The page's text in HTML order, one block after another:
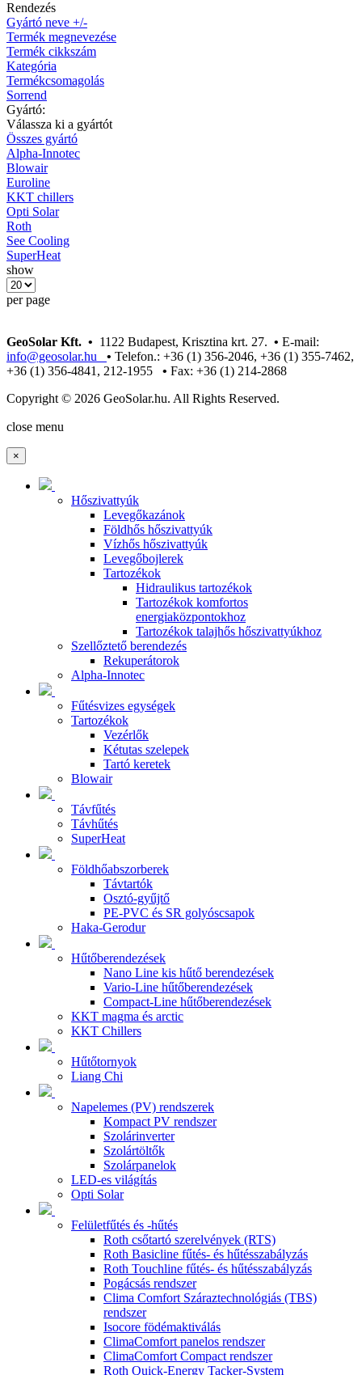
Rendezés
Gyártó neve +/-
Termék megnevezése
Termék cikkszám
Kategória
Termékcsomagolás
Sorrend
Gyártó:
Válassza ki a gyártót
Összes gyártó
Alpha-Innotec
Blowair
Euroline
KKT chillers
Opti Solar
Roth
See Cooling
SuperHeat
show
per page
GeoSolar Kft. • 1122 Budapest, Krisztina krt. 27. • E-mail:
info@geosolar.hu • Telefon.: +36 (1) 356-2046, +36 (1) 355-7462,
+36 (1) 356-4841, 212-1955 • Fax: +36 (1) 214-2868
Copyright © 2026 GeoSolar.hu. All Rights Reserved.
close menu
×
Hőszivattyúk
Levegőkazánok
Földhős hőszivattyúk
Vízhős hőszivattyúk
Levegőbojlerek
Tartozékok
Hidraulikus tartozékok
Tartozékok komfortos
energiaközpontokhoz
Tartozékok talajhős hőszivattyúkhoz
Szellőztető berendezés
Rekuperátorok
Alpha-Innotec
Fűtésvizes egységek
Tartozékok
Vezérlők
Kétutas szelepek
Tartó keretek
Blowair
Távfűtés
Távhűtés
SuperHeat
Földhőabszorberek
Távtartók
Osztó-gyűjtő
PE-PVC és SR golyóscsapok
Haka-Gerodur
Hűtőberendezések
Nano Line kis hűtő berendezések
Vario-Line hűtőberendezések
Compact-Line hűtőberendezések
KKT magma és arctic
KKT Chillers
Hűtőtornyok
Liang Chi
Napelemes (PV) rendszerek
Kompact PV rendszer
Szolárinverter
Szolártöltők
Szolárpanelok
LED-es világítás
Opti Solar
Felületfűtés és -hűtés
Roth csőtartó szerelvények (RTS)
Roth Basicline fűtés- és hűtésszabályzás
Roth Touchline fűtés- és hűtésszabályzás
Pogácsás rendszer
Clima Comfort Száraztechnológiás (TBS)
rendszer
Isocore födémaktiválás
ClimaComfort panelos rendszer
ClimaComfort Compact rendszer
Roth Quick-Energy Tacker-System